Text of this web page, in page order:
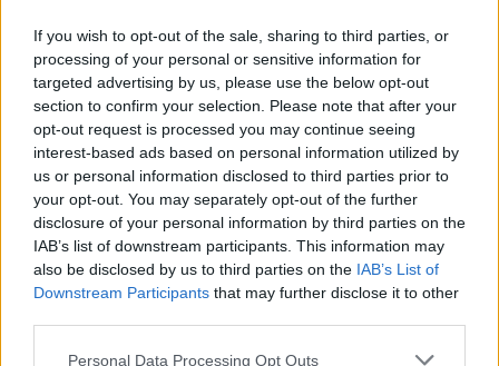
If you wish to opt-out of the sale, sharing to third parties, or
processing of your personal or sensitive information for
targeted advertising by us, please use the below opt-out
section to confirm your selection. Please note that after your
opt-out request is processed you may continue seeing
interest-based ads based on personal information utilized by
us or personal information disclosed to third parties prior to
your opt-out. You may separately opt-out of the further
disclosure of your personal information by third parties on the
IAB’s list of downstream participants. This information may
also be disclosed by us to third parties on the IAB’s List of
Downstream Participants that may further disclose it to other
Please note that this website/app uses one or more Google
Personal Data Processing Opt Outs
Σε δημοπρασία το πουκάμισο που φορούσε ο Κόλιν
06.03.2024, 20:05